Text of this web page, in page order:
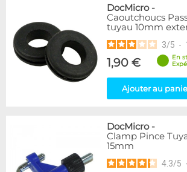
17
11
Bykski
1
Cooling.fr
1
EK Water Blocks
Mayhems
2
4
Disponibilité / Promotions
Articles en promotions
DocMicro-
Caoutchoucs
tuyau 10mm
3/5 - 1
1,90 €
En
Ajouter au
DocMicro-
Clamp Pince
15mm
4.3/5 -